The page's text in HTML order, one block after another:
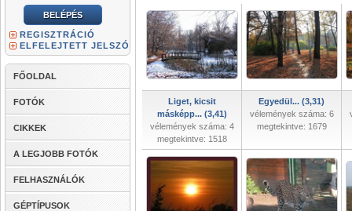
REGISZTRÁCIÓ
ELFELEJTETT JELSZÓ
FŐOLDAL
FOTÓK
CIKKEK
A LEGJOBB FOTÓK
FELHASZNÁLÓK
GÉPTÍPUSOK
Liget, kicsit
másképp... (3,41)
vélemények száma: 4
megtekintve: 1518
Egyedül... (3,31)
vélemények száma: 6
megtekintve: 1679